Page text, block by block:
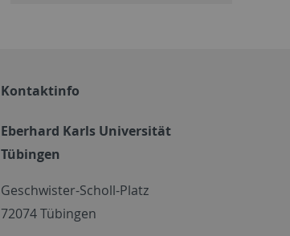
Kontaktinfo
Eberhard Karls Universität
Tübingen
Geschwister-Scholl-Platz
72074 Tübingen